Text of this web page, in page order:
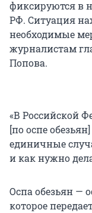
фиксируются в
РФ. Ситуация
необходимые
журналистам
Попова.
«В Российской
[по оспе
единичные
и как нужно
Оспа обезьян —
которое